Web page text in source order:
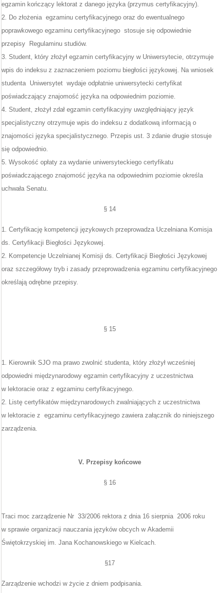
egzamin kończący lektorat z danego języka (przymus certyfikacyjny).
2. Do złożenia egzaminu certyfikacyjnego oraz do ewentualnego
poprawkowego egzaminu certyfikacyjnego stosuje się odpowiednie
przepisy Regulaminu studiów.
3. Student, który złożył egzamin certyfikacyjny w Uniwersytecie, otrzymuje
wpis do indeksu z zaznaczeniem poziomu biegłości językowej. Na wniosek
studenta Uniwersytet wydaje odpłatnie uniwersytecki certyfikat
poświadczający znajomość języka na odpowiednim poziomie.
4. Student, złożył zdał egzamin certyfikacyjny uwzględniający język
specjalistyczny otrzymuje wpis do indeksu z dodatkową informacją o
znajomości języka specjalistycznego. Przepis ust. 3 zdanie drugie stosuje
się odpowiednio.
5. Wysokość opłaty za wydanie uniwersyteckiego certyfikatu
poświadczającego znajomość języka na odpowiednim poziomie określa
uchwała Senatu.
§ 14
1. Certyfikację kompetencji językowych przeprowadza Uczelniana Komisja
ds. Certyfikacji Biegłości Językowej.
2. Kompetencje Uczelnianej Komisji ds. Certyfikacji Biegłości Językowej
oraz szczegółowy tryb i zasady przeprowadzenia egzaminu certyfikacyjnego
określają odrębne przepisy.
§ 15
1. Kierownik SJO ma prawo zwolnić studenta, który złożył wcześniej
odpowiedni międzynarodowy egzamin certyfikacyjny z uczestnictwa
w lektoracie oraz z egzaminu certyfikacyjnego.
2. Listę certyfikatów międzynarodowych zwalniających z uczestnictwa
w lektoracie z egzaminu certyfikacyjnego zawiera załącznik do niniejszego
zarządzenia.
V. Przepisy końcowe
§ 16
Traci moc zarządzenie Nr 33/2006 rektora z dnia 16 sierpnia 2006 roku
w sprawie organizacji nauczania języków obcych w Akademii
Świętokrzyskiej im. Jana Kochanowskiego w Kielcach.
§17
Zarządzenie wchodzi w życie z dniem podpisania.